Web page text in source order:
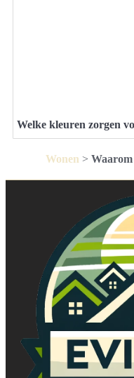
Welke kleuren zorgen
Wonen > Waarom